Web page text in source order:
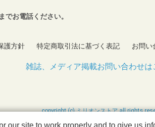
でお電話ください。
護方針 特定商取引法に基づく表記 お問い
雑誌、メディア掲載お問い合わせは
copyright (c) ミリオンストア all rights
site to work properly and to give us